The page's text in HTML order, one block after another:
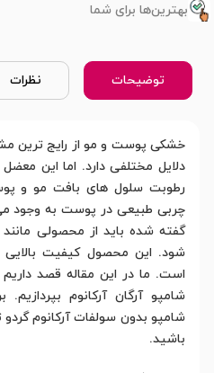
بهترین‌ها برای شما
توضیحات نظرات
خشکی پوست و مو از رایج ترین
دلایل مختلفی دارد. اما این
رطوبت سلول های بافت مو و
چربی طبیعی در پوست به وجود می
گفته شده باید از محصولی مانند
شود. این محصول کیفیت بالایی
است. ما در این مقاله قصد
شامپو آرگان آرکانوم بپردازیم.
شامپو بدون سولفات آرکانوم گردو
باشید.